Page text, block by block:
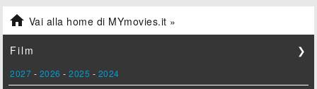
 Vai alla home di MYmovies.it »
Film ❯
2027 - 2026 -2025 - 2024